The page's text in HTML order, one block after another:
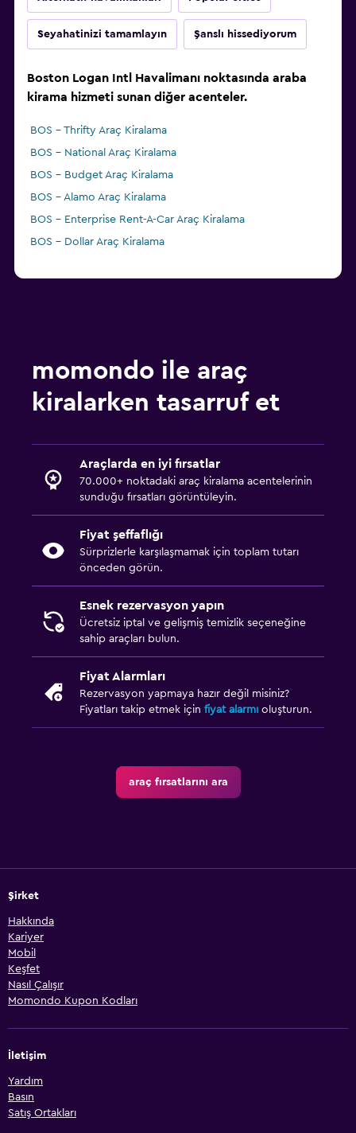
Seyahatinizi tamamlayın Şanslı hissediyorum
Boston Logan Intl Havalimanı noktasında araba
kirama hizmeti sunan diğer acenteler.
BOS - Thrifty Araç Kiralama
BOS - National Araç Kiralama
BOS - Budget Araç Kiralama
BOS - Alamo Araç Kiralama
BOS - Enterprise Rent-A-Car Araç Kiralama
BOS - Dollar Araç Kiralama
momondo ile araç
kiralarken tasarruf et
Araçlarda en iyi fırsatlar
70.000+ noktadaki araç kiralama acentelerinin
sunduğu fırsatları görüntüleyin.
Fiyat şeffaflığı
Sürprizlerle karşılaşmamak için toplam tutarı
önceden görün.
Esnek rezervasyon yapın
Ücretsiz iptal ve gelişmiş temizlik seçeneğine
sahip araçları bulun.
Fiyat Alarmları
Rezervasyon yapmaya hazır değil misiniz?
Fiyatları takip etmek için fiyat alarmı oluşturun.
araç fırsatlarını ara
Şirket
Hakkında
Kariyer
Mobil
Keşfet
Nasıl Çalışır
Momondo Kupon Kodları
İletişim
Yardım
Basın
Satış Ortakları